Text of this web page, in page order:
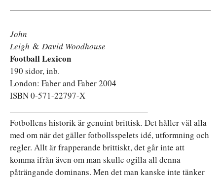
John
Leigh & David Woodhouse
Football Lexicon
190 sidor, inb.
London: Faber and Faber 2004
ISBN 0-571-22797-X
Fotbollens historik är genuint brittisk. Det håller väl alla
med om när det gäller fotbollsspelets idé, utformning och
regler. Allt är frapperande brittiskt, det går inte att
komma ifrån även om man skulle ogilla all denna
påträngande dominans. Men det man kanske inte tänker